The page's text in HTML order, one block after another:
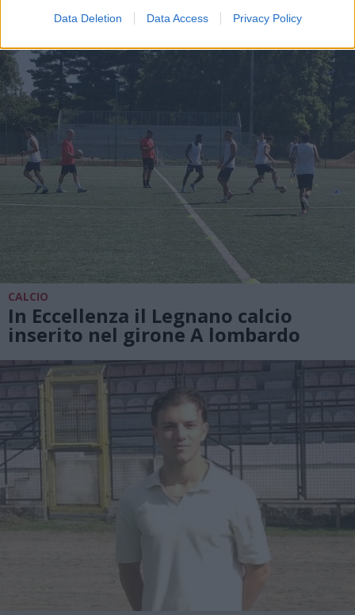
Data Deletion Data Access Privacy Policy
ALTRE NOTIZIE DI LEGNANO
CALCIO
In Eccellenza il Legnano calcio
inserito nel girone A lombardo